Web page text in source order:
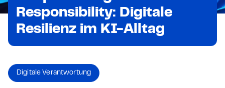
Responsibility: Digitale
Resilienz im KI-Alltag
Digitale Verantwortung